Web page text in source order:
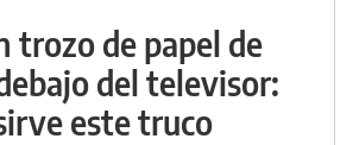
trozo de papel de
del televisor:
este truco